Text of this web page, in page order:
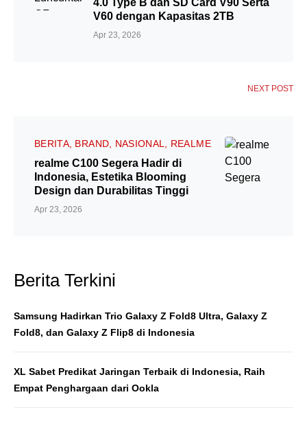
4.0 Type B dan SD Card V90 Serta
V60 dengan Kapasitas 2TB
Apr 23, 2026
NEXT POST
BERITA BRAND NASIONAL REALME
realme C100 Segera Hadir di
Indonesia, Estetika Blooming
Design dan Durabilitas Tinggi
Apr 23, 2026
Berita Terkini
Samsung Hadirkan Trio Galaxy Z Fold8 Ultra, Galaxy Z
Fold8, dan Galaxy Z Flip8 di Indonesia
XL Sabet Predikat Jaringan Terbaik di Indonesia, Raih
Empat Penghargaan dari Ookla